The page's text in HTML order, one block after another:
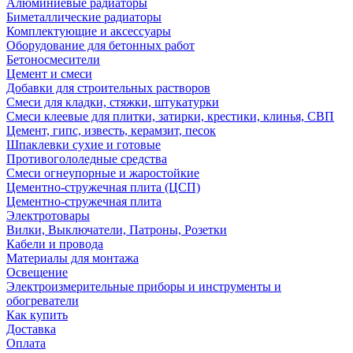
Алюминиевые радиаторы
Биметаллические радиаторы
Комплектующие и аксессуары
Оборудование для бетонных работ
Бетоносмесители
Цемент и смеси
Добавки для строительных растворов
Смеси для кладки, стяжки, штукатурки
Смеси клеевые для плитки, затирки, крестики, клинья, СВП
Цемент, гипс, известь, керамзит, песок
Шпаклевки сухие и готовые
Противогололедные средства
Смеси огнеупорные и жаростойкие
Цементно-стружечная плита (ЦСП)
Цементно-стружечная плита
Электротовары
Вилки, Выключатели, Патроны, Розетки
Кабели и провода
Материалы для монтажа
Освещение
Электроизмерительные приборы и инструменты и
обогреватели
Как купить
Доставка
Оплата